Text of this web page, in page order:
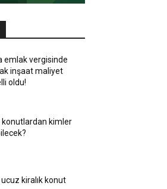
emlak vergisinde
inşaat maliyet
oldu!
konutlardan kimler
kiralık konut